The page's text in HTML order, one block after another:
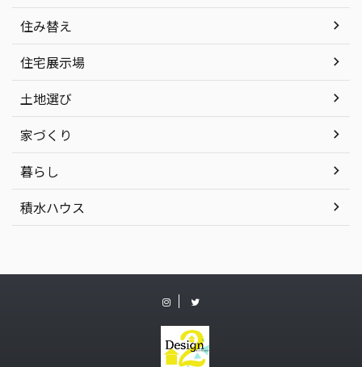
住み替え
住宅展示場
土地選び
家づくり
暮らし
積水ハウス